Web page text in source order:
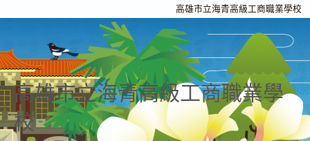
高雄市立海青高級工商職業學校
高雄市立海青高級工商職業學
校